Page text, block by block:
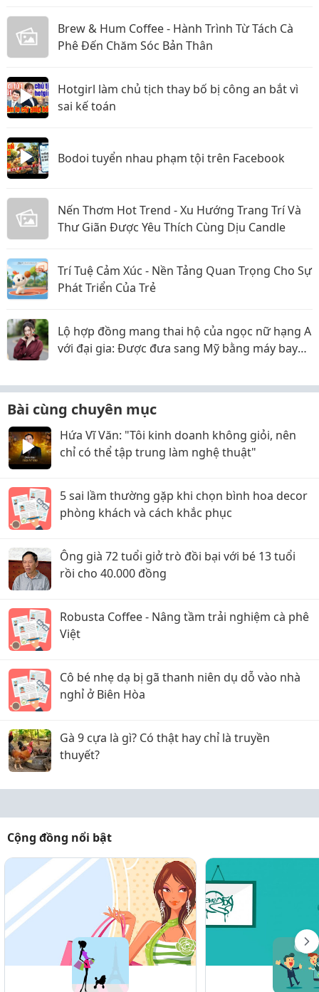
Brew & Hum Coffee - Hành Trình Từ Tách Cà
Phê Đến Chăm Sóc Bản Thân
Hotgirl làm chủ tịch thay bố bị công an bắt vì
sai kế toán
Bodoi tuyển nhau phạm tội trên Facebook
Nến Thơm Hot Trend - Xu Hướng Trang Trí Và
Thư Giãn Được Yêu Thích Cùng Dịu Candle
Trí Tuệ Cảm Xúc - Nền Tảng Quan Trọng Cho Sự
Phát Triển Của Trẻ
Lộ hợp đồng mang thai hộ của ngọc nữ hạng A
với đại gia: Được đưa sang Mỹ bằng máy bay
Bài cùng chuyên mục
Hứa Vĩ Văn: "Tôi kinh doanh không giỏi, nên
chỉ có thể tập trung làm nghệ thuật"
5 sai lầm thường gặp khi chọn bình hoa decor
phòng khách và cách khắc phục
Ông già 72 tuổi giở trò đồi bại với bé 13 tuổi
rồi cho 40.000 đồng
Robusta Coffee - Nâng tầm trải nghiệm cà phê
Việt
Cô bé nhẹ dạ bị gã thanh niên dụ dỗ vào nhà
nghỉ ở Biên Hòa
Gà 9 cựa là gì? Có thật hay chỉ là truyền
thuyết?
Cộng đồng nổi bật